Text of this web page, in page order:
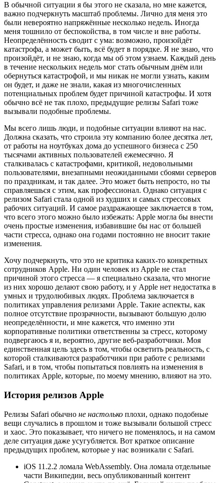
В обычной ситуации я бы этого не сказала, но мне кажется,
важно подчеркнуть масштаб проблемы. Лично для меня это
были невероятно напряжённые несколько недель. Иногда
меня тошнило от беспокойства, в том числе и вне работы.
Неопределённость сводит с ума: возможно, произойдёт
катастрофа, а может быть, всё будет в порядке. Я не знаю, что
произойдёт, и не знаю, когда мы об этом узнаем. Каждый день
в течение нескольких недель мог стать обычным днём или
обернуться катастрофой, и мы никак не могли узнать, каким
он будет, и даже не знали, какая из многочисленных
потенциальных проблем будет причиной катастрофы. И хотя
обычно всё не так плохо, предыдущие релизы Safari тоже
вызывали подобные проблемы.
Мы всего лишь люди, и подобные ситуации влияют на нас.
Должна сказать, что строила эту компанию более десятка лет,
от работы на ноутбуках дома до успешного бизнеса с 250
тысячами активных пользователей ежемесячно. Я
сталкивалась с катастрофами, критикой, недовольными
пользователями, внезапными неожиданными сбоями серверов
по праздникам, и так далее. Это может быть непросто, но ты
справляешься с этим, как профессионал. Однако ситуация с
релизом Safari стала одной из худших и самых стрессовых
рабочих ситуаций. И самое раздражающее заключается в том,
что всего этого можно было избежать: Apple могла бы внести
очень простые изменения, избавившие бы нас от большей
части стресса, однако она годами постоянно не вносит такие
изменения.
Хочу подчеркнуть, что это не критика каких-то конкретных
сотрудников Apple. Ни один человек из Apple не стал
причиной этого стресса — я специально сказала, что многие
из них хорошо делают свою работу, и у Apple нет недостатка в
умных и трудолюбивых людях. Проблема заключается в
политиках управления релизами Apple. Такие аспекты, как
полное отсутствие прозрачности, вызывают большую долю
неопределённости, и мне кажется, что именно эти
корпоративные политики ответственны за стресс, которому
подвергаюсь я и, вероятно, другие веб-разработчики. Моя
единственная цель здесь в том, чтобы осветить реальность, с
которой сталкиваются разработчики при работе с релизами
Safari, и в том, чтобы попытаться повлиять на изменения в
политиках Apple, которые, по моему мнению, влияют на это.
История релизов Apple
Релизы Safari обычно не настолько плохи, однако подобные
вещи случались в прошлом и тоже вызывали большой стресс
и хаос. Это показывает, что ничего не поменялось, и на самом
деле ситуация даже усугубляется. Вот краткое описание
предыдущих проблем, которые у нас возникали с Safari.
iOS 11.2.2 ломала WebAssembly. Она ломала отдельные
части Википедии, весь опубликованный контент